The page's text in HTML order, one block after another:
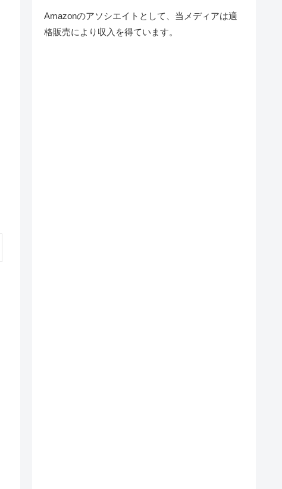
Amazonのアソシエイトとして、当メディアは適
格販売により収入を得ています。